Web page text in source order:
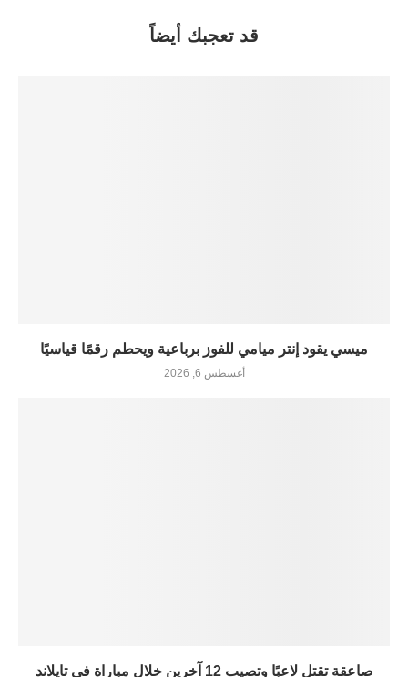
قد تعجبك أيضاً
ميسي يقود إنتر ميامي للفوز برباعية ويحطم رقمًا قياسيًا
أغسطس 6, 2026
صاعقة تقتل لاعبًا وتصيب 12 آخرين خلال مباراة في تايلاند